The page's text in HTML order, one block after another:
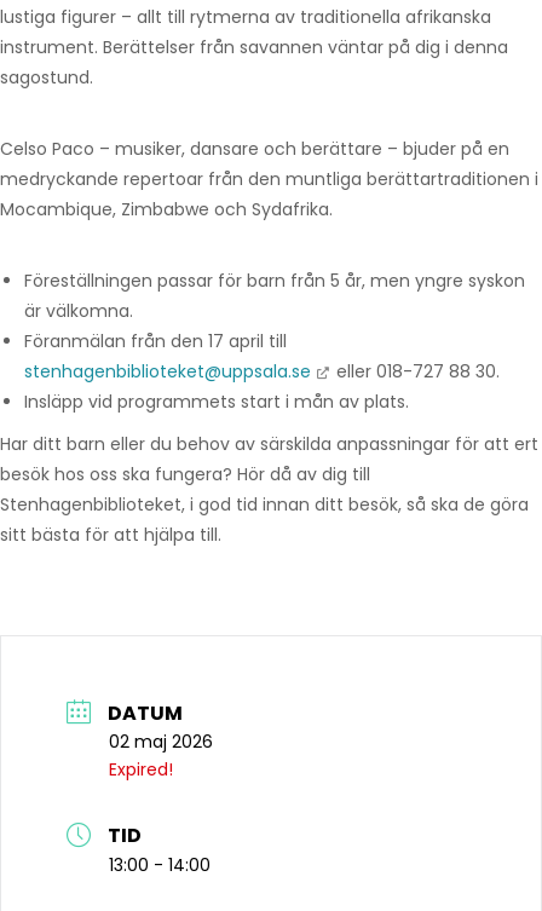
lustiga figurer – allt till rytmerna av traditionella afrikanska
instrument. Berättelser från savannen väntar på dig i denna
sagostund.
Celso Paco – musiker, dansare och berättare – bjuder på en
medryckande repertoar från den muntliga berättartraditionen i
Mocambique, Zimbabwe och Sydafrika.
Föreställningen passar för barn från 5 år, men yngre syskon
är välkomna.
Föranmälan från den 17 april till
stenhagenbiblioteket@uppsala.se
eller 018-727 88 30.
Insläpp vid programmets start i mån av plats.
Har ditt barn eller du behov av särskilda anpassningar för att ert
besök hos oss ska fungera? Hör då av dig till
Stenhagenbiblioteket, i god tid innan ditt besök, så ska de göra
sitt bästa för att hjälpa till.
DATUM
02 maj 2026
Expired!
TID
13:00 - 14:00